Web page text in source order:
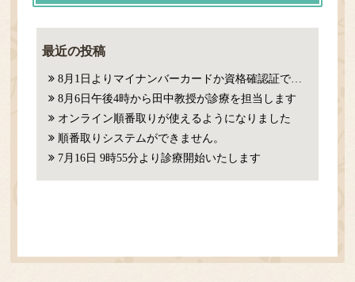
最近の投稿
8月1日よりマイナンバーカードか資格確認証での確認が必要になります。
8月6日午後4時から田中教授が診療を担当します
オンライン順番取りが使えるようになりました
順番取りシステムができません。
7月16日 9時55分より診療開始いたします